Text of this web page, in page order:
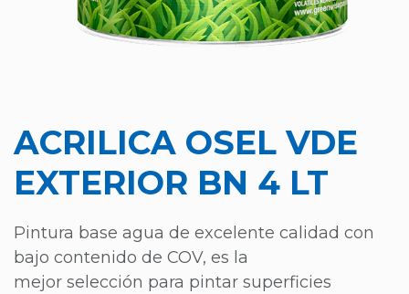
ACRILICA OSEL VDE
EXTERIOR BN 4 LT
Pintura base agua de excelente calidad con
bajo contenido de COV, es la
mejor selección para pintar superficies